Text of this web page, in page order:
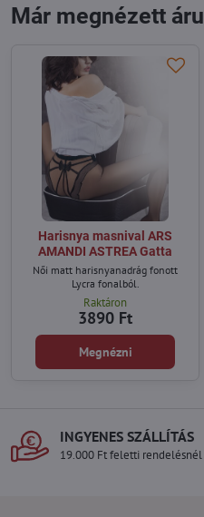
Már megnézett áru
Harisnya masnival ARS
AMANDI ASTREA Gatta
Női matt harisnyanadrág fonott
Lycra fonalból.
Raktáron
3890 Ft
Megnézni
INGYENES SZÁLLÍTÁS
19.000 Ft feletti rendelésnél